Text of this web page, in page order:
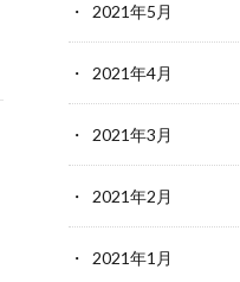
2021年5月
2021年4月
2021年3月
2021年2月
2021年1月